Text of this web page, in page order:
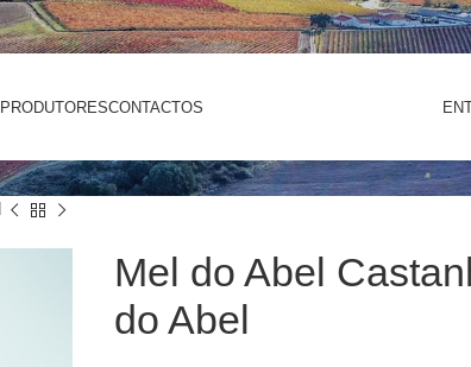
PRODUTORESCONTACTOS
Mel do Abel
do Abel